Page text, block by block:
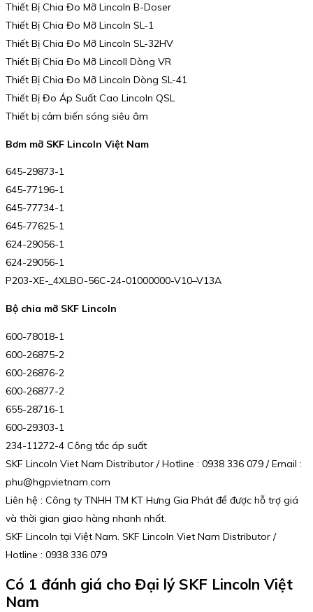
Thiết Bị Chia Đo Mỡ Lincoln B-Doser
Thiết Bị Chia Đo Mỡ Lincoln SL-1
Thiết Bị Chia Đo Mỡ Lincoln SL-32HV
Thiết Bị Chia Đo Mỡ Lincoll Dòng VR
Thiết Bị Chia Đo Mỡ Lincoln Dòng SL-41
Thiết Bị Đo Áp Suất Cao Lincoln QSL
Thiết bị cảm biến sóng siêu âm
Bơm mỡ SKF Lincoln Việt Nam
645-29873-1
645-77196-1
645-77734-1
645-77625-1
624-29056-1
624-29056-1
P203-XE-_4XLBO-56C-24-01000000-V10–V13A
Bộ chia mỡ SKF Lincoln
600-78018-1
600-26875-2
600-26876-2
600-26877-2
655-28716-1
600-29303-1
234-11272-4 Công tắc áp suất
SKF Lincoln Viet Nam Distributor / Hotline : 0938 336 079 / Email :
phu@hgpvietnam.com
Liên hệ : Công ty TNHH TM KT Hưng Gia Phát để được hỗ trợ giá
và thời gian giao hàng nhanh nhất.
SKF Lincoln tại Việt Nam. SKF Lincoln Viet Nam Distributor /
Hotline : 0938 336 079
Có 1 đánh giá cho Đại lý SKF Lincoln Việt
Nam